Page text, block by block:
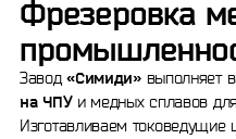
Фрезеровка
Завод«Симиди»выполняет
на ЧПУи медных сплавов
Изготавливаем токоведущие